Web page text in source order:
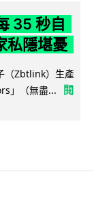
35 秒自
私隱堪憂
（Zbtlink）生產
」（無盡...
閱